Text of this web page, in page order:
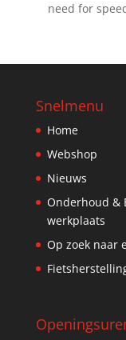
need for
Snelmenu
Home
Webshop
Nieuws
Onderhoud &
werkplaats
Op zoek naar